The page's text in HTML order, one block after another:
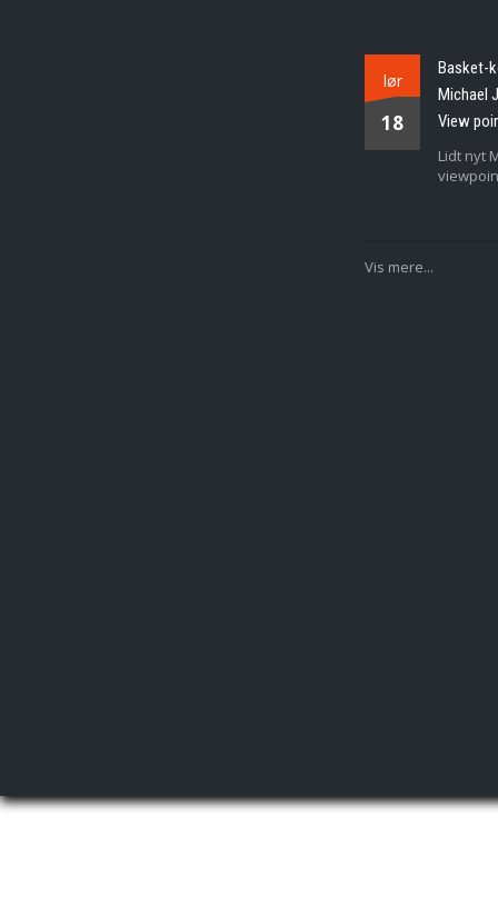
lør
18
Basket-
Michael
View
Lidt nyt
Vis mere...